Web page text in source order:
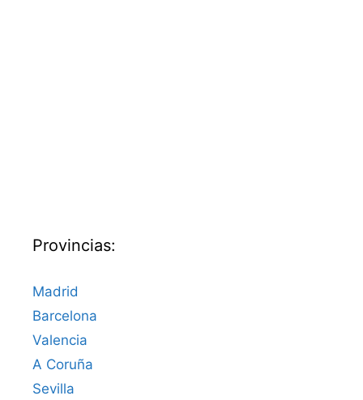
Provincias:
Madrid
Barcelona
Valencia
A Coruña
Sevilla